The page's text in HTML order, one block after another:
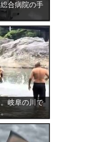
合病院の手
岐阜の川で